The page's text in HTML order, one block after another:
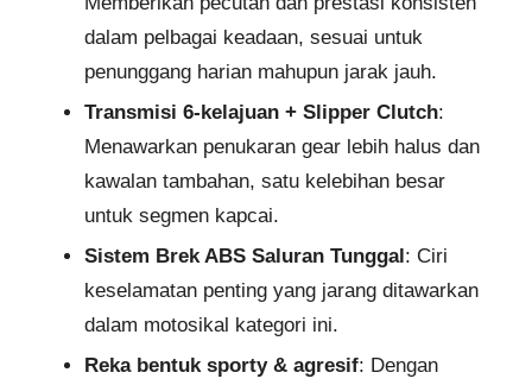
dalam pelbagai keadaan, sesuai untuk
penunggang harian mahupun jarak jauh.
Transmisi 6-kelajuan + Slipper Clutch:
Menawarkan penukaran gear lebih halus dan
kawalan tambahan, satu kelebihan besar
untuk segmen kapcai.
Sistem Brek ABS Saluran Tunggal: Ciri
keselamatan penting yang jarang ditawarkan
dalam motosikal kategori ini.
Reka bentuk sporty & agresif: Dengan